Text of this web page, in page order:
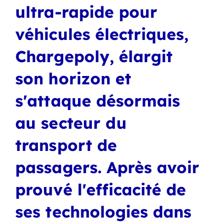
ultra-rapide pour
véhicules électriques,
Chargepoly, élargit
son horizon et
s'attaque désormais
au secteur du
transport de
passagers. Après avoir
prouvé l'efficacité de
ses technologies dans